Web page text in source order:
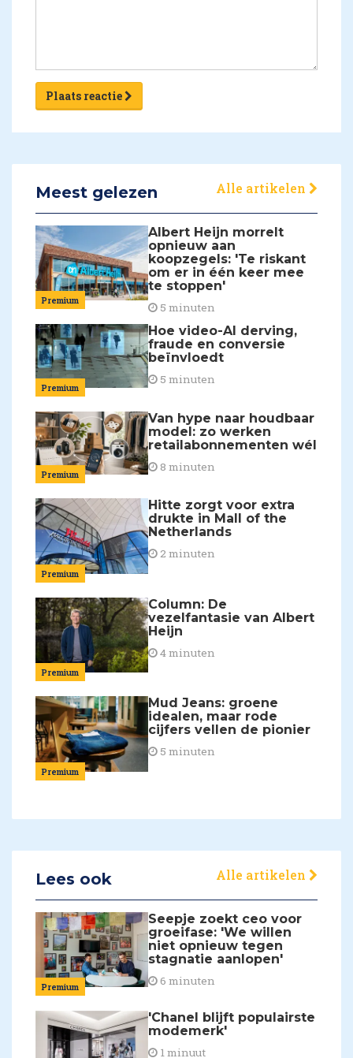
Plaats reactie
Meest gelezen Alle artikelen
Premium
Albert Heijn morrelt
opnieuw aan
koopzegels: 'Te riskant
om er in één keer mee
te stoppen'
5 minuten
Premium
Hoe video-AI derving,
fraude en conversie
beïnvloedt
5 minuten
Premium
Van hype naar houdbaar
model: zo werken
retailabonnementen wél
8 minuten
Premium
Hitte zorgt voor extra
drukte in Mall of the
Netherlands
2 minuten
Premium
Column: De
vezelfantasie van Albert
Heijn
4 minuten
Premium
Mud Jeans: groene
idealen, maar rode
cijfers vellen de pionier
5 minuten
Lees ook Alle artikelen
Premium
Seepje zoekt ceo voor
groeifase: 'We willen
niet opnieuw tegen
stagnatie aanlopen'
6 minuten
'Chanel blijft populairste
modemerk'
1 minuut